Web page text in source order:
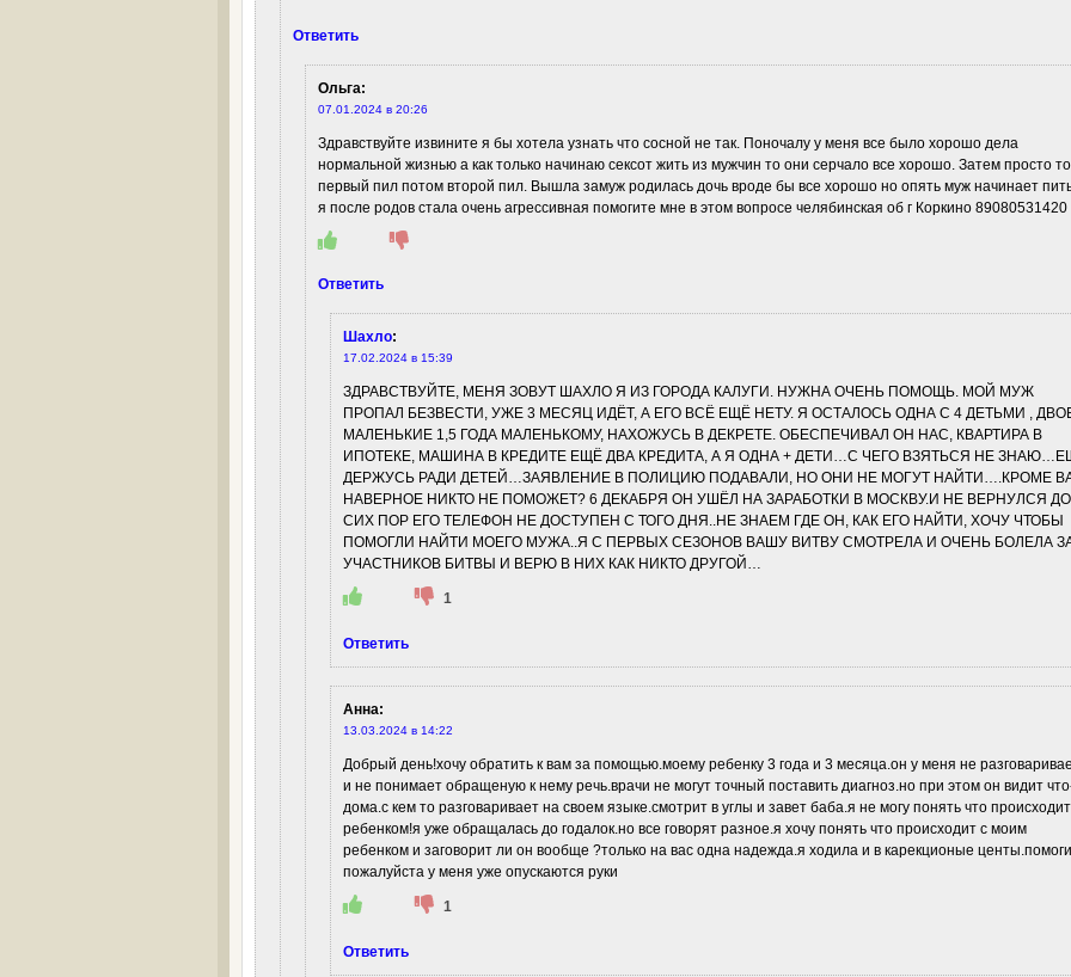
Ответить
Ольга:
07.01.2024 в 20:26
Здравствуйте извините я бы хотела узнать что сосной не так. Поночалу у меня все было хорошо дела
нормальной жизнью а как только начинаю сексот жить из мужчин то они серчало все хорошо. Затем просто то
первый пил потом второй пил. Вышла замуж родилась дочь вроде бы все хорошо но опять муж начинает
я после родов стала очень агрессивная помогите мне в этом вопросе челябинская об г Коркино 89080531420
Ответить
Шахло:
17.02.2024 в 15:39
ЗДРАВСТВУЙТЕ, МЕНЯ ЗОВУТ ШАХЛО Я ИЗ ГОРОДА КАЛУГИ. НУЖНА ОЧЕНЬ ПОМОЩЬ. МОЙ МУЖ
ПРОПАЛ БЕЗВЕСТИ, УЖЕ 3 МЕСЯЦ ИДЁТ, А ЕГО ВСЁ ЕЩЁ НЕТУ. Я ОСТАЛОСЬ ОДНА С 4 ДЕТЬМИ ,
МАЛЕНЬКИЕ 1,5 ГОДА МАЛЕНЬКОМУ, НАХОЖУСЬ В ДЕКРЕТЕ. ОБЕСПЕЧИВАЛ ОН НАС, КВАРТИРА В
ИПОТЕКЕ, МАШИНА В КРЕДИТЕ ЕЩЁ ДВА КРЕДИТА, А Я ОДНА + ДЕТИ…С ЧЕГО ВЗЯТЬСЯ НЕ
ДЕРЖУСЬ РАДИ ДЕТЕЙ…ЗАЯВЛЕНИЕ В ПОЛИЦИЮ ПОДАВАЛИ, НО ОНИ НЕ МОГУТ НАЙТИ….КРОМЕ
НАВЕРНОЕ НИКТО НЕ ПОМОЖЕТ? 6 ДЕКАБРЯ ОН УШЁЛ НА ЗАРАБОТКИ В МОСКВУ.И НЕ ВЕРНУЛСЯ ДО
СИХ ПОР ЕГО ТЕЛЕФОН НЕ ДОСТУПЕН С ТОГО ДНЯ..НЕ ЗНАЕМ ГДЕ ОН, КАК ЕГО НАЙТИ, ХОЧУ ЧТОБЫ
ПОМОГЛИ НАЙТИ МОЕГО МУЖА..Я С ПЕРВЫХ СЕЗОНОВ ВАШУ ВИТВУ СМОТРЕЛА И ОЧЕНЬ БОЛЕЛА
УЧАСТНИКОВ БИТВЫ И ВЕРЮ В НИХ КАК НИКТО ДРУГОЙ…
1
Ответить
Анна:
13.03.2024 в 14:22
Добрый день!хочу обратить к вам за помощью.моему ребенку 3 года и 3 месяца.он у меня не
и не понимает обращеную к нему речь.врачи не могут точный поставить диагноз.но при этом он видит
дома.с кем то разговаривает на своем языке.смотрит в углы и завет баба.я не могу понять что
ребенком!я уже обращалась до годалок.но все говорят разное.я хочу понять что происходит с моим
ребенком и заговорит ли он вообще ?только на вас одна надежда.я ходила и в карекционые
пожалуйста у меня уже опускаются руки
1
Ответить